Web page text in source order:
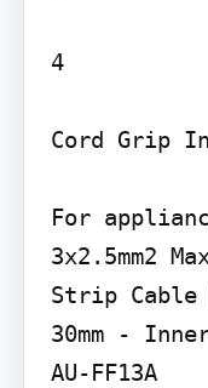
4
Cord Grip
For
3x2.5mm2
Strip Cable
30mm -
AU-FF13A